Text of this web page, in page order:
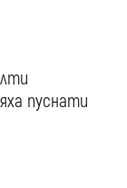
пуснати